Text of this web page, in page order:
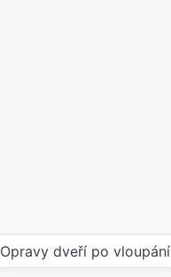
Opravy dveří po vloupání